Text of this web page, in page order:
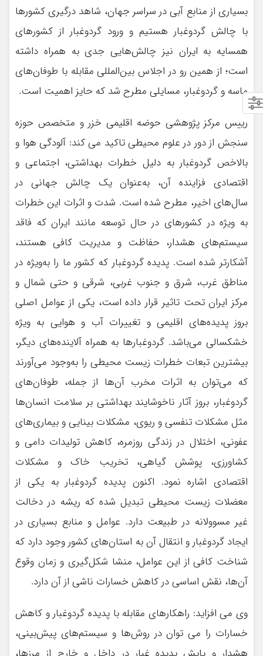
بسیاری از منابع آبی در سراسر جهان، شاهد درگیری کشورها
با چالش گردوغبار هستیم و ورود گردوغبار از کشورهای
همسایه به ایران نیز چالش‌هایی جدی به همراه داشته
است؛ از همین رو در اجلاس بین‌المللی مقابله با طوفان‌های
ماسه و گردوغبار، مسایلی مطرح شد که حایز اهمیت است.
رییس مرکز پژوهشی حوضه اقلیمی خزر و متخصص حوزه
سنجش از دور در علوم محیطی تاکید می کند: آلودگی هوا و
بالاخص گردوغبار به دلیل خطرات بهداشتی، اجتماعی و
اقتصادی فزاینده آن، به‌عنوان یک چالش جهانی در
سال‌های اخیر، مطرح شده است. شدت و اثرات این خطرات
به ویژه در کشورهای در حال توسعه مانند ایران که فاقد
سیستم‌های هشدار، حفاظت و مدیریت کافی هستند،
آشکارتر شده است. پدیده گردوغبار که کشور ما را به‌ویژه در
مناطق غرب، شرق و جنوب غربی، شرقی و حتی شمال و
مرکز ایران تحت تاثیر قرار داده است، یکی از عوامل اصلی
بروز پدیده‌های اقلیمی و تغییرات آب و هوایی به ویژه
خشکسالی می‌باشد. گردوغبارها به همراه آلاینده‌های دیگر،
بیشترین تبعات خطرات زیست محیطی را به‌وجود می‌آورند
که می‌توان به اثرات مخرب آن‌ها از جمله، طوفان‌های
گردوغبار، بروز آثار ناخوشایند بهداشتی بر سلامت انسان‌ها
مثل مشکلات تنفسی و ریوی، مشکلات بینایی و بیماری‌های
عفونی، اختلال در زندگی روزمره، کاهش تولیدات دامی و
کشاورزی، پوشش گیاهی، تخریب خاک و مشکلات
اقتصادی اشاره نمود. اکنون پدیده گردوغبار به یکی از
معضلات زیست محیطی تبدیل شده که ریشه در دخالت
غیر مسوولانه در طبیعت دارد. عوامل و منابع بسیاری در
ایجاد گردوغبار و انتقال آن به استان‌های کشور وجود دارد که
شناخت کافی از این عوامل، منشا شکل‌گیری و زمان وقوع
آن‌ها، نقش اساسی در کاهش خسارات ناشی از آن دارد.
وی می افزاید: راهکارهای مقابله با پدیده گردوغبار و كاهش
خسارات را می توان در روش‌ها و سیستم‌های پیش‌بینی،